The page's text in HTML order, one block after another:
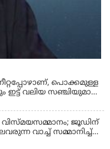
പൊക്കമുള്ള
വലിയ സഞ്ചിയുമായി
ആത്മാക്കളെ കണ്ടിട്ടു
ജൂഡിന്
വാച്ച് സമ്മാനിച്ച്